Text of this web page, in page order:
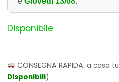
Disponibile
CONSEGNA RAPIDA:a casa
Disponibili)